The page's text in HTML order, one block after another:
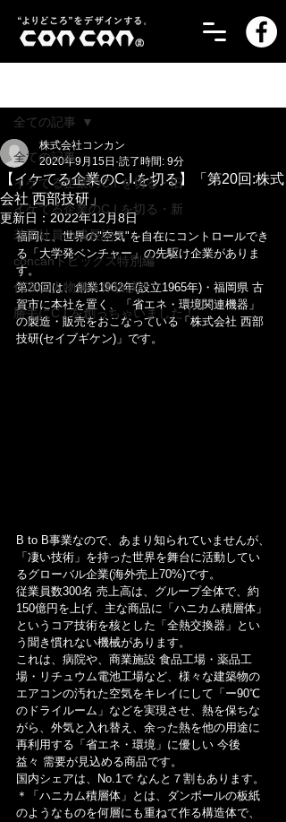
全ての記事
イケてる企業のC.I.を切る・旧
イケてる企業のC.I.を切る・新
若手社員の成長記！
concanトピックス特別編
代表の人物像＆体験談！
勝手にC.I.を創っちゃいました！
全ての記事
【イケてる企業のC.I.を切る】「第20回:株式
会社 西部技研」
株式会社コンカン
2020年9月15日 読了時間: 9分
更新日：2022年12月8日
福岡に、世界の"空気"を自在にコントロールでき
る「大学発ベンチャー」の先駆け企業がありま
す。
第20回は、創業1962年(設立1965年)・福岡県 古
賀市に本社を置く、「省エネ・環境関連機器」
の製造・販売をおこなっている「株式会社 西部
技研(セイブギケン)」です。
B to B事業なので、あまり知られていませんが、
「凄い技術」を持った世界を舞台に活動してい
るグローバル企業(海外売上70%)です。
従業員数300名 売上高は、グループ全体で、約
150億円を上げ、主な商品に「ハニカム積層体」
というコア技術を核とした「全熱交換器」とい
う聞き慣れない機械があります。
これは、病院や、商業施設 食品工場・薬品工
場・リチュウム電池工場など、様々な建築物の
エアコンの汚れた空気をキレイにして「ー90℃
のドライルーム」などを実現させ、熱を保ちな
がら、外気と入れ替え、余った熱を他の用途に
再利用する「省エネ・環境」に優しい 今後
益々 需要が見込める商品です。
国内シェアは、No.1で なんと７割もあります。
＊「ハニカム積層体」とは、ダンボールの板紙
のようなものを何層にも重ねて作る構造体で、